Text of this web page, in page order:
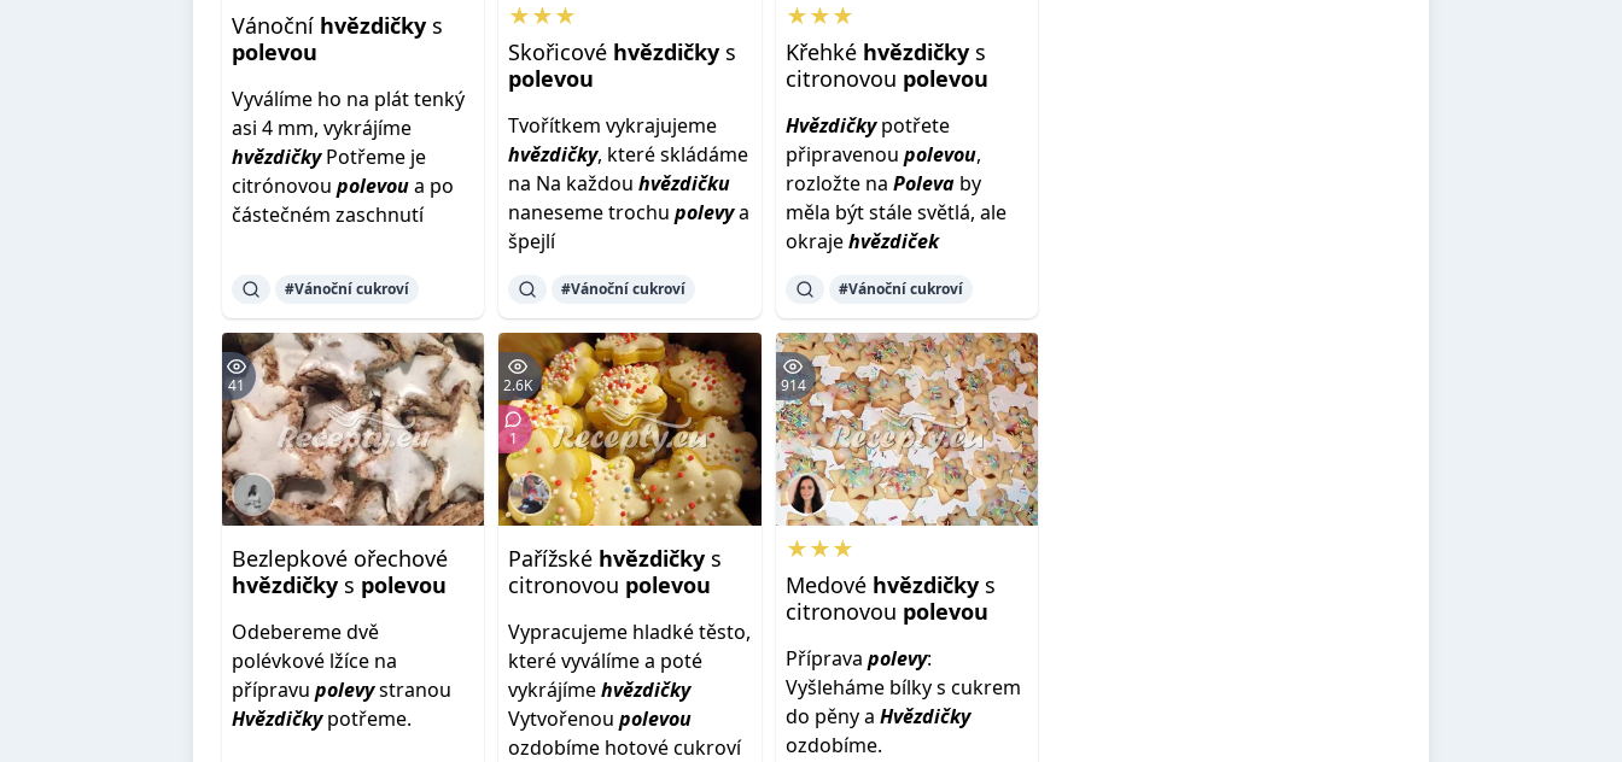
Vánoční hvězdičky s
polevou
Vyválíme ho na plát tenký
asi 4 mm, vykrájíme
hvězdičkyPotřeme je
citrónovou polevoua po
částečném zaschnutí
#Vánoční cukroví
★★★
Skořicové hvězdičky s
polevou
Tvořítkem vykrajujeme
hvězdičky, které skládáme
na Na každouhvězdičku
naneseme trochupolevya
špejlí
#Vánoční cukroví
★★★
Křehké hvězdičkys
citronovou polevou
Hvězdičkypotřete
připravenou polevou,
rozložte na Polevaby
měla být stále světlá, ale
okrajehvězdiček
#Vánoční cukroví
41
Bezlepkové ořechové
hvězdičky s polevou
Odebereme dvě
polévkové lžíce na
přípravu polevystranou
Hvězdičkypotřeme.
2.6K
1
Pařížské hvězdičky s
citronovou polevou
Vypracujeme hladké těsto,
které vyválíme a poté
vykrájímehvězdičky
Vytvořenoupolevou
ozdobíme hotové cukroví
914
★★★
Medové hvězdičkys
citronovou polevou
Příprava polevy:
Vyšleháme bílky s cukrem
do pěny a Hvězdičky
ozdobíme.